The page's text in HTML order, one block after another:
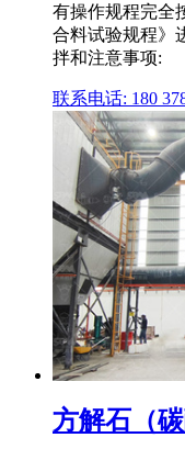
有操作规程完全
合料试验规程》
拌和注意事项:
联系电话: 180
方解石（